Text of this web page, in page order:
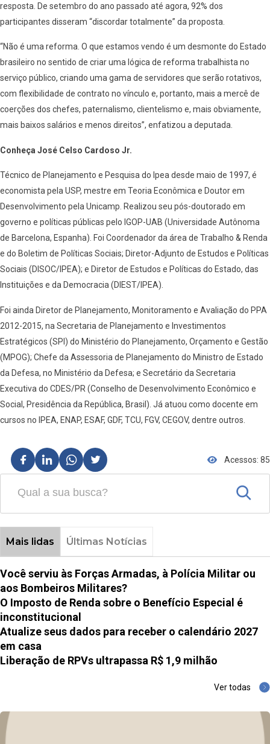
resposta. De setembro do ano passado até agora, 92% dos
participantes disseram “discordar totalmente” da proposta.
“Não é uma reforma. O que estamos vendo é um desmonte do Estado
brasileiro no sentido de criar uma lógica de reforma trabalhista no
serviço público, criando uma gama de servidores que serão rotativos,
com flexibilidade de contrato no vínculo e, portanto, mais a mercê de
coerções dos chefes, paternalismo, clientelismo e, mais obviamente,
mais baixos salários e menos direitos”, enfatizou a deputada.
Conheça José Celso Cardoso Jr.
Técnico de Planejamento e Pesquisa do Ipea desde maio de 1997, é
economista pela USP, mestre em Teoria Econômica e Doutor em
Desenvolvimento pela Unicamp. Realizou seu pós-doutorado em
governo e políticas públicas pelo IGOP-UAB (Universidade Autônoma
de Barcelona, Espanha). Foi Coordenador da área de Trabalho & Renda
e do Boletim de Políticas Sociais; Diretor-Adjunto de Estudos e Políticas
Sociais (DISOC/IPEA); e Diretor de Estudos e Políticas do Estado, das
Instituições e da Democracia (DIEST/IPEA).
Foi ainda Diretor de Planejamento, Monitoramento e Avaliação do PPA
2012-2015, na Secretaria de Planejamento e Investimentos
Estratégicos (SPI) do Ministério do Planejamento, Orçamento e Gestão
(MPOG); Chefe da Assessoria de Planejamento do Ministro de Estado
da Defesa, no Ministério da Defesa; e Secretário da Secretaria
Executiva do CDES/PR (Conselho de Desenvolvimento Econômico e
Social, Presidência da República, Brasil). Já atuou como docente em
cursos no IPEA, ENAP, ESAF, GDF, TCU, FGV, CEGOV, dentre outros.
Acessos: 85
Mais lidas Últimas Notícias
Você serviu às Forças Armadas, à Polícia Militar ou
aos Bombeiros Militares?
O Imposto de Renda sobre o Benefício Especial é
inconstitucional
Atualize seus dados para receber o calendário 2027
em casa
Liberação de RPVs ultrapassa R$ 1,9 milhão
Ver todas